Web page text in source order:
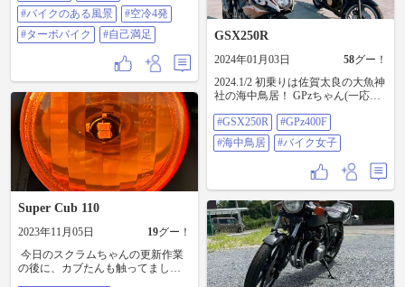
#バイクのある風景
#空冷4発
#ターボバイク
#自己満足 GSX250R
2024年01月03日 58グー！
2024.1/2 初乗りは佐賀太良の大魚神
社の海中鳥居！ GPzちゃん(一応バ
出会いがあって面白かったなー。
写真の右側にいらっしゃった御三
方の内のCBがかっこよすぎてます
ます欲しくなりました。。。
イク女子
#GSX250R
#GPz400F
#海中鳥居
#バイク女子
Super Cub 110
2023年11月05日 19グー！
⁡ 今日のスクラムちゃんの更新作業
の後に、カブたんも触ってまし